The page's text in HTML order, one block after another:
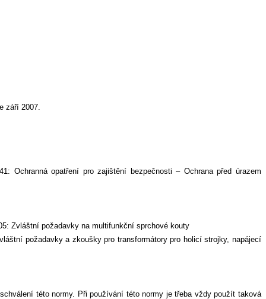
září 2007.
Ochranná opatření pro zajištění bezpečnosti – Ochrana před úrazem
Zvláštní požadavky na multifunkční sprchové kouty
požadavky a zkoušky pro transformátory pro holicí strojky, napájecí
této normy. Při používání této normy je třeba vždy použít taková